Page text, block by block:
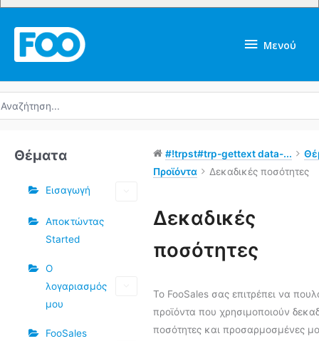
Μενού
Θέματα
Εισαγωγή
Αποκτώντας
Started
Ο
λογαριασμός
μου
FooSales
#!trpst#trp-gettext data-...
Προϊόντα
Δεκαδικές ποσότητες
Δεκαδικές
ποσότητες
Το FooSales σας επιτρέπει να
προϊόντα που χρησιμοποιούν
ποσότητες και προσαρμοσμένες
Ετικέτες